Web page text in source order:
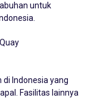
untuk
Indonesia yang
Fasilitas lainnya